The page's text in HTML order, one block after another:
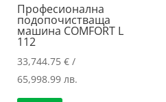
Професионална
подопочистваща
машина COMFORT L
112
33,744.75€ /
65,998.99 лв.